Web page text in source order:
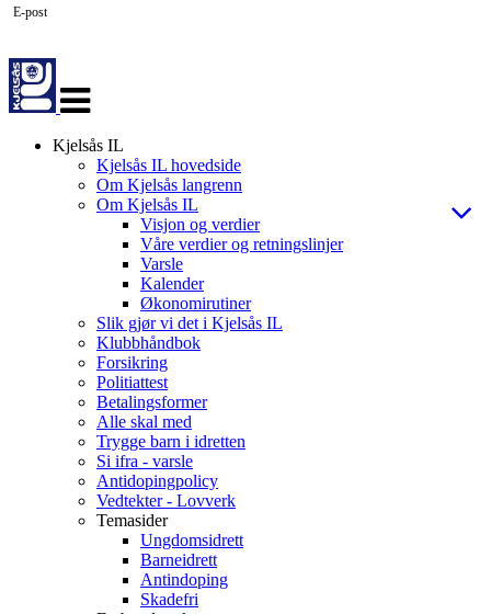
navigasjon
Kjelsås IL
Kjelsås IL hovedside
Om Kjelsås langrenn
Om Kjelsås IL
Visjon og verdier
Våre verdier og retningslinjer
Varsle
Kalender
Økonomirutiner
Slik gjør vi det i Kjelsås IL
Klubbhåndbok
Forsikring
Politiattest
Betalingsformer
Alle skal med
Trygge barn i idretten
Si ifra - varsle
Antidopingpolicy
Vedtekter - Lovverk
Temasider
Ungdomsidrett
Barneidrett
Antindoping
Skadefri
E-post